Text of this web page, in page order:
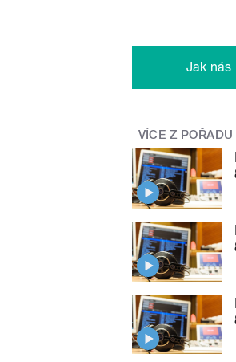
Jak nás
VÍCE Z POŘADU